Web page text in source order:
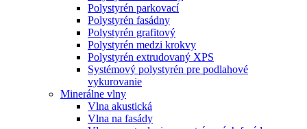
Polystyrén parkovací
Polystyrén fasádny
Polystyrén grafitový
Polystyrén medzi krokvy
Polystyrén extrudovaný XPS
Systémový polystyrén pre podlahové
vykurovanie
Minerálne vlny
Vlna akustická
Vlna na fasády